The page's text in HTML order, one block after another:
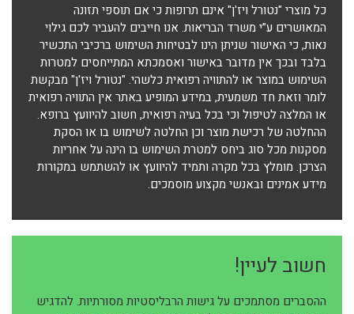
כל מוצרי "נטורל ויז'ן" אינם תרופות כי אם תוספי תזונה
המאושרים ע”י משרד הבריאות. אנו חייבים להעביר לכם גילוי
נאות, כי האישור שניתן הינו לבטיחות השימוש ברכיבי התכשיר
בלבד ובכך אין מדובר באישור ואסמכתא המתייחסים למטרות
השימוש במוצר או להתוויה רפואית כלשהי. "נטורל ויז'ן" מבקשת
לומר וזאת חד משמעית, במידע המופיע באתר אין התוויה רפואית
או המלצה לטיפול וכי בכל בעיה רפואית, חשוב להיוועץ ברופא.
ההחלטה של רכישת מוצר וכן החלטה לשימוש בו או הסקת
מסקנות מכל סוג ביחס למטרת השימוש בו הינה על אחריות
הצרכן. מומלץ בכל מקרה ותמיד להיוועץ או להשתמש במקורות
מידע אמינים ובאנשי מקצוע מוסמכים.
חשוב לעיין!
ההסברים מסתמכים על גישות הרבליסטיות מסורתיות. להדגיש